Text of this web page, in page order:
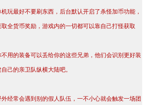
机玩最好不要刷东西，后台默认开启了杀怪加币功能，
全货币奖励，游戏内的一切都可以靠自己打怪获取
不用的装备可以丢给你的这些兄弟，他们会识别更好装
己的亲卫队纵横大陆吧。
外经常会遇到别的假人队伍，一不小心就会触发一场团